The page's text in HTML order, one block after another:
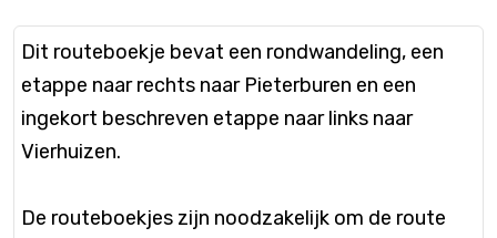
Dit routeboekje bevat een rondwandeling, een
etappe naar rechts naar Pieterburen en een
ingekort beschreven etappe naar links naar
Vierhuizen.
De routeboekjes zijn noodzakelijk om de route